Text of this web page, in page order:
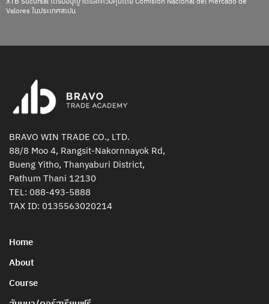
Valores ในประเทศสเปน
BRAVO WIN TRADE CO., LTD.
88/8 Moo 4, Rangsit-Nakornnayok Rd,
Bueng Yitho, Thanyaburi District,
Pathum Thani 12130
TEL: 088-493-5888
TAX ID: 0135563020214
Home
About
Course